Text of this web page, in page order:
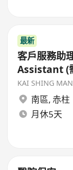
最新
客戶服務助
Assistant (
證及保安培
KAI SHING
南區, 赤柱
月休5天